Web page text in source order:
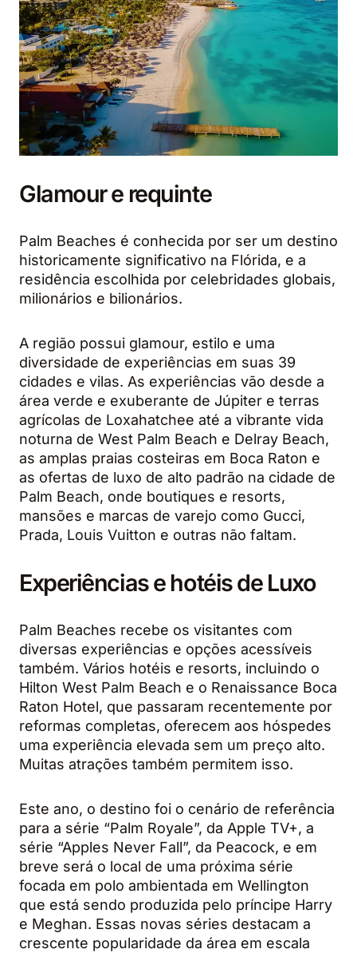
Glamour e requinte
Palm Beaches é conhecida por ser um destino
historicamente significativo na Flórida, e a
residência escolhida por celebridades globais,
milionários e bilionários.
A região possui glamour, estilo e uma
diversidade de experiências em suas 39
cidades e vilas. As experiências vão desde a
área verde e exuberante de Júpiter e terras
agrícolas de Loxahatchee até a vibrante vida
noturna de West Palm Beach e Delray Beach,
as amplas praias costeiras em Boca Raton e
as ofertas de luxo de alto padrão na cidade de
Palm Beach, onde boutiques e resorts,
mansões e marcas de varejo como Gucci,
Prada, Louis Vuitton e outras não faltam.
Experiências e hotéis de Luxo
Palm Beaches recebe os visitantes com
diversas experiências e opções acessíveis
também. Vários hotéis e resorts, incluindo o
Hilton West Palm Beach e o Renaissance Boca
Raton Hotel, que passaram recentemente por
reformas completas, oferecem aos hóspedes
uma experiência elevada sem um preço alto.
Muitas atrações também permitem isso.
Este ano, o destino foi o cenário de referência
para a série “Palm Royale”, da Apple TV+, a
série “Apples Never Fall”, da Peacock, e em
breve será o local de uma próxima série
focada em polo ambientada em Wellington
que está sendo produzida pelo príncipe Harry
e Meghan. Essas novas séries destacam a
crescente popularidade da área em escala